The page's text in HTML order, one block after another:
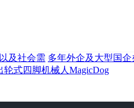
及社会需 多年外企及大型国
轮式四脚机械人MagicDog